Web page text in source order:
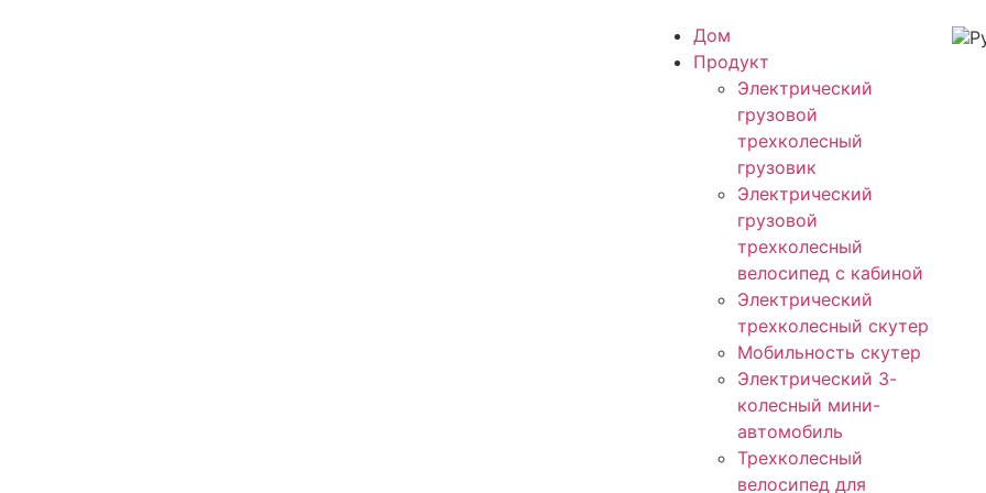
Дом
Продукт
Электрический
грузовой
трехколесный
грузовик
Электрический
грузовой
трехколесный
велосипед с кабиной
Электрический
трехколесный скутер
Мобильность скутер
Электрический 3-
колесный мини-
автомобиль
Трехколесный
велосипед для